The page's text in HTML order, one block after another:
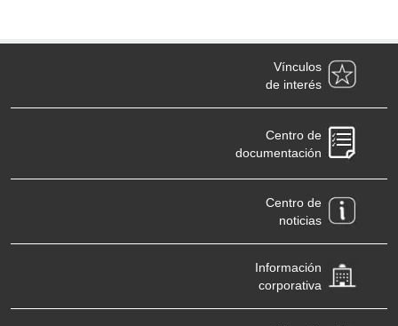
Vínculos
de interés
Centro de
documentación
Centro de
noticias
Información
corporativa